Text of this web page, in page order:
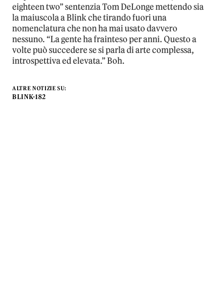
eighteen two” sentenzia Tom DeLonge mettendo sia
la maiuscola a Blink che tirando fuori una
nomenclatura che non ha mai usato davvero
nessuno. “La gente ha frainteso per anni. Questo a
volte può succedere se si parla di arte complessa,
introspettiva ed elevata.” Boh.
ALTRE NOTIZIE SU:
BLINK-182